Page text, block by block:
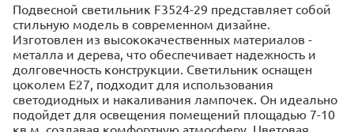
Подвесной светильник F3524-29 представляет собой
стильную модель в современном дизайне.
Изготовлен из высококачественных материалов -
металла и дерева, что обеспечивает надежность и
долговечность конструкции. Светильник оснащен
цоколем Е27, подходит для использования
светодиодных и накаливания лампочек. Он идеально
подойдет для освещения помещений площадью 7-10
кв.м, создавая комфортную атмосферу. Цветовая